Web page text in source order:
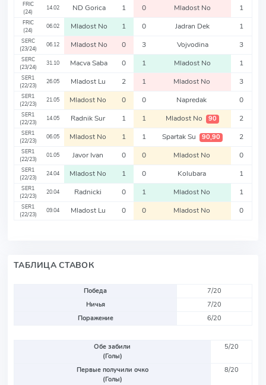
FRIC
(24)
14.02 ND Gorica 1 0 Mladost No 1
FRIC
(24)
06.02 Mladost No 1 0 Jadran Dek 1
SERC
(23/24)
06.12 Mladost No 0 3 Vojvodina 3
SERC
(23/24)
31.10 Macva Saba 0 1 Mladost No 1
SER1
(22/23)
26.05 Mladost Lu 2 1 Mladost No 3
SER1
(22/23)
21.05 Mladost No 0 0 Napredak 0
SER1
(22/23)
14.05 Radnik Sur 1 1 Mladost No 90 2
SER1
(22/23)
06.05 Mladost No 1 1 Spartak Su 90,90 2
SER1
(22/23)
01.05 Javor Ivan 0 0 Mladost No 0
SER1
(22/23)
24.04 Mladost No 1 0 Kolubara 1
SER1
(22/23)
20.04 Radnicki 0 1 Mladost No 1
SER1
(22/23)
09.04 Mladost Lu 0 0 Mladost No 0
ТАБЛИЦА СТАВОК
Победа
7/20
Ничья
7/20
Поражение
6/20
Обе забили
(Голы)
5/20
Первые получили очко
(Голы)
8/20